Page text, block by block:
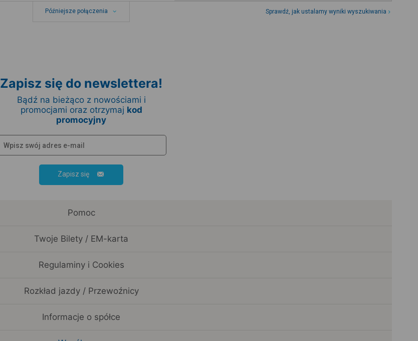
Późniejsze połączenia Sprawdź, jak ustalamy wyniki wyszukiwania
Zapisz się do newslettera!
Bądź na bieżąco z nowościami i
promocjami oraz otrzymaj kod
promocyjny
Zapisz się
Pomoc
Twoje Bilety / EM-karta
Regulaminy i Cookies
Rozkład jazdy / Przewoźnicy
Informacje o spółce